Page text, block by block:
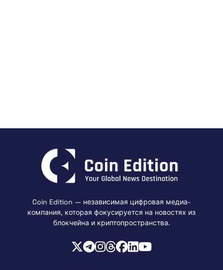
Coin Edition — независимая цифровая медиа-
компания, которая фокусируется на новостях из
блокчейна и криптопространства.